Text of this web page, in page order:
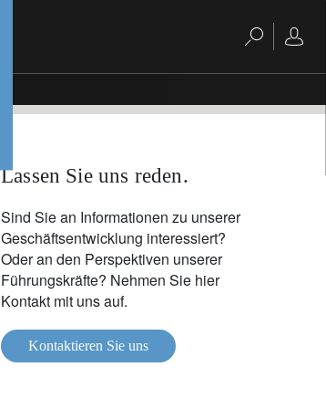
Lassen Sie uns reden.
Sind Sie an Informationen zu unserer
Geschäftsentwicklung interessiert?
Oder an den Perspektiven unserer
Führungskräfte? Nehmen Sie hier
Kontakt mit uns auf.
Kontaktieren Sie uns